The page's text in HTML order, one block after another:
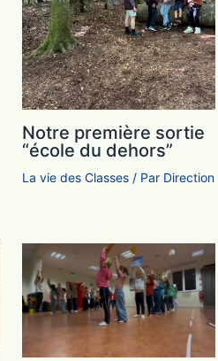
Notre première sortie
“école du dehors”
La vie des Classes / Par Direction